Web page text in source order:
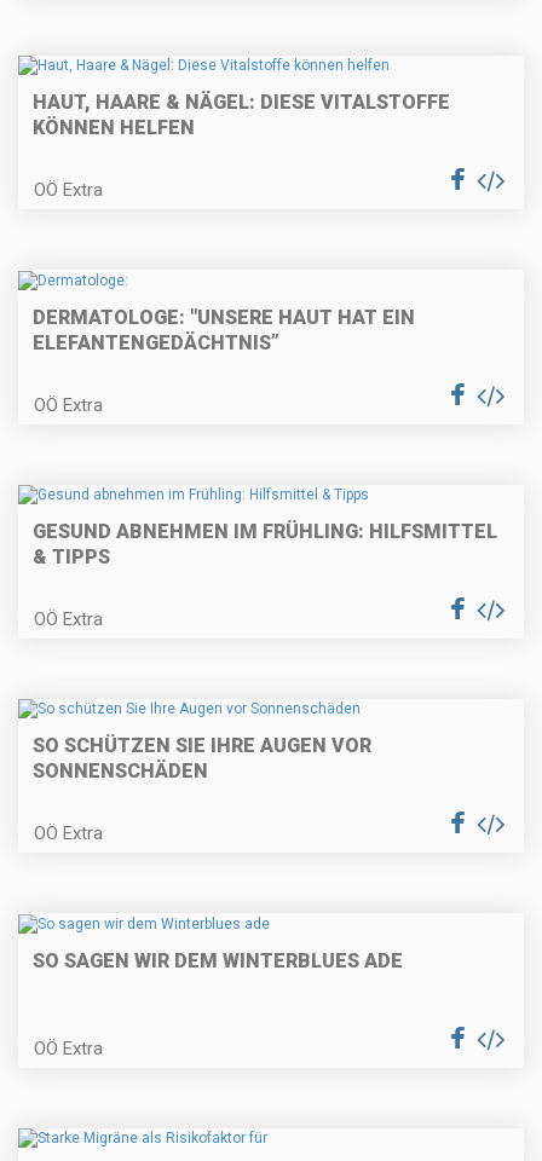
HAUT, HAARE & NÄGEL: DIESE VITALSTOFFE
KÖNNEN HELFEN
OÖ Extra
DERMATOLOGE: "UNSERE HAUT HAT EIN
ELEFANTENGEDÄCHTNIS”
OÖ Extra
GESUND ABNEHMEN IM FRÜHLING: HILFSMITTEL
& TIPPS
OÖ Extra
SO SCHÜTZEN SIE IHRE AUGEN VOR
SONNENSCHÄDEN
OÖ Extra
SO SAGEN WIR DEM WINTERBLUES ADE
OÖ Extra